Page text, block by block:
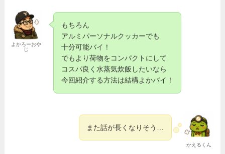
よかろーおや
じ
もちろん
アルミパーソナルクッカーでも
十分可能バイ！
でもより荷物をコンパクトにして
コスパ良く水蒸気炊飯したいなら
今回紹介する方法は結構よかバイ！
かえるくん
また話が長くなりそう…